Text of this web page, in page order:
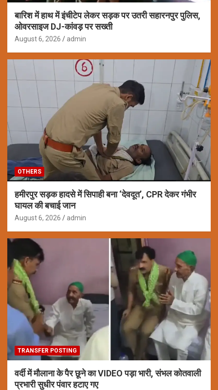
बारिश में हाथ में इंचीटेप लेकर सड़क पर उतरी सहारनपुर पुलिस,
ओवरसाइज DJ-कांवड़ पर सख्ती
August 6, 2026 admin
OTHERS
हमीरपुर सड़क हादसे में सिपाही बना ‘देवदूत’, CPR देकर गंभीर
घायल की बचाई जान
August 6, 2026 admin
TRANSFER POSTING
वर्दी में मौलाना के पैर छूने का VIDEO पड़ा भारी, संभल कोतवाली
प्रभारी सुधीर पंवार हटाए गए